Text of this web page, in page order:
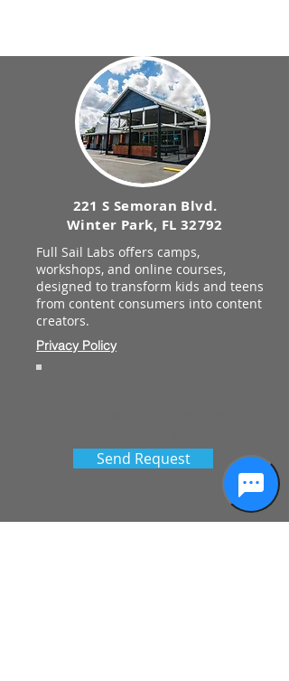
221 S Semoran Blvd.
Winter Park, FL 32792
Full Sail Labs offers camps,
workshops, and online courses,
designed to transform kids and teens
from content consumers into content
creators.
Privacy Policy
Send Request